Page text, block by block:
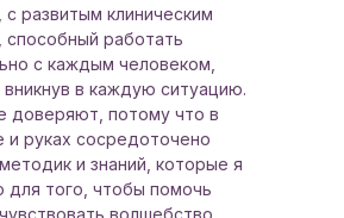
с развитым клиническим
работать
с каждым человеком,
в каждую ситуацию.
доверяют, потому что в
и руках сосредоточено
и знаний, которые я
для того, чтобы помочь
волшебство